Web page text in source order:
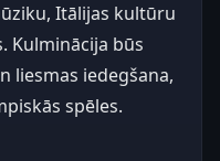
Itālijas kultūru
Kulminācija būs
liesmas iedegšana,
spēles.